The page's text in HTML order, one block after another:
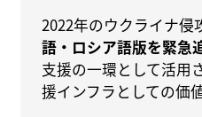
2022年のウクライナ侵
語・ロシア語版を緊急
支援の一環として活用
援インフラとしての価